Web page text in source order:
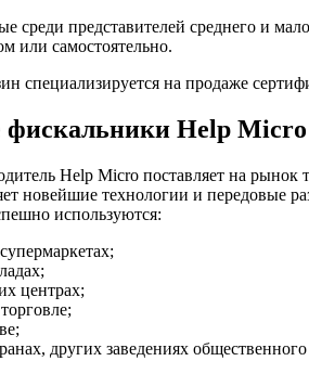
среди представителей среднего и
или самостоятельно.
специализируется на продаже
Help Micro
Help Micro поставляет на рынок
новейшие технологии и передовые
используются:
центрах;
других заведениях